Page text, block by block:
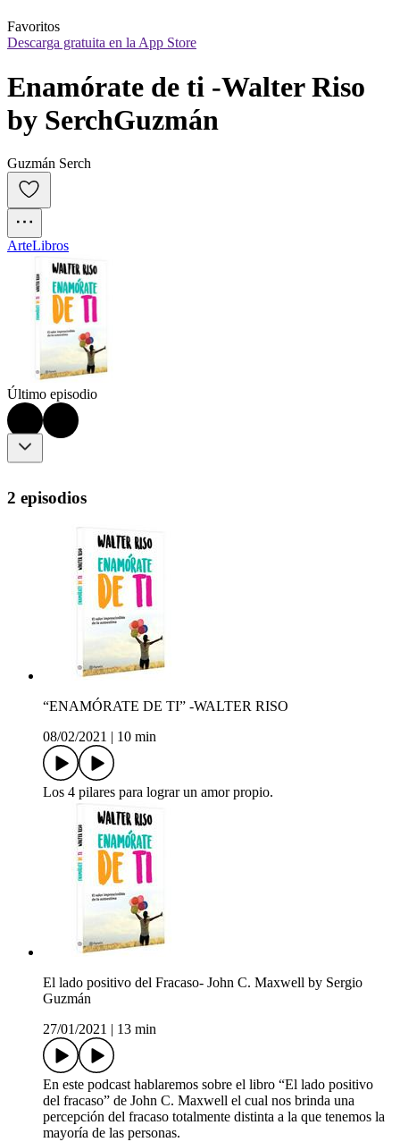
Favoritos
Descarga gratuita en la App Store
Enamórate de ti -Walter Riso
by SerchGuzmán
Guzmán Serch
ArteLibros
Último episodio
2 episodios
“ENAMÓRATE DE TI” -WALTER RISO
08/02/2021
10 min
Los 4 pilares para lograr un amor propio.
El lado positivo del Fracaso- John C. Maxwell by Sergio
Guzmán
27/01/2021
13 min
En este podcast hablaremos sobre el libro “El lado positivo
del fracaso” de John C. Maxwell el cual nos brinda una
percepción del fracaso totalmente distinta a la que tenemos la
mayoría de las personas.